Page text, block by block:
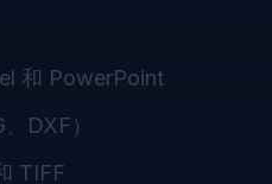
和 PowerPoint
DXF）
TIFF